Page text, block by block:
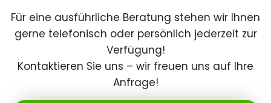
Für eine ausführliche Beratung stehen wir Ihnen
gerne telefonisch oder persönlich jederzeit zur
Verfügung!
Kontaktieren Sie uns – wir freuen uns auf Ihre
Anfrage!